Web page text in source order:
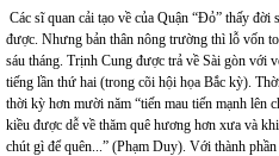
Các sĩ quan cải tạo về của Quận “Đỏ” thấy
được. Nhưng bản thân nông trường thì lỗ vốn
sáu tháng. Trịnh Cung được trả về Sài gòn với
tiếng lần thứ hai (trong cõi hội họa Bắc kỳ).
thời kỳ hơn mười năm “tiến mau tiến mạnh lên
kiều được dễ về thăm quê hương hơn xưa và
chút gì để quên...” (Phạm Duy). Với thành